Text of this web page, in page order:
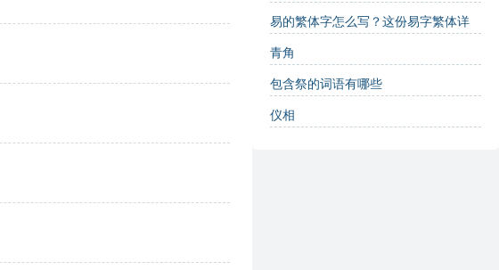
易的繁体字怎么写？这份易字繁体详
解，助你正确书写汉字_汉字繁体学习
青角
包含祭的词语有哪些
仪相